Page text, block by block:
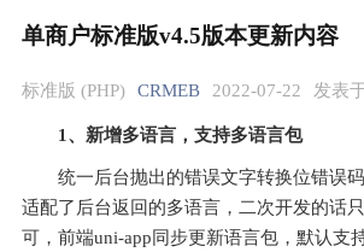
单商户标准版v4.5版本更新内容
标准版 (PHP) CRMEB 2022-07-22 发表
1、新增多语言，支持多语言包
统一后台抛出的错误文字转换位错误
适配了后台返回的多语言，二次开发的话
可，前端uni-app同步更新语言包，默认支